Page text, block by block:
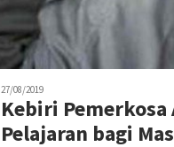
27/08/2019
Kebiri Pemerkosa
Pelajaran bagi